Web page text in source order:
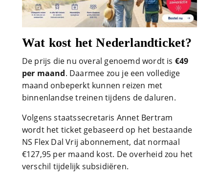
Wat kost het Nederlandticket?
De prijs die nu overal genoemd wordt is €49
per maand. Daarmee zou je een volledige
maand onbeperkt kunnen reizen met
binnenlandse treinen tijdens de daluren.
Volgens staatssecretaris Annet Bertram
wordt het ticket gebaseerd op het bestaande
NS Flex Dal Vrij abonnement, dat normaal
€127,95 per maand kost. De overheid zou het
verschil tijdelijk subsidiëren.